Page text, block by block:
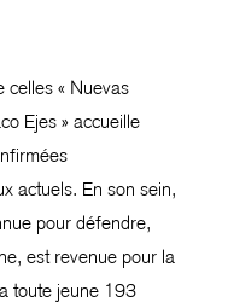
celles « Nuevas
Ejes » accueille
actuels. En son sein,
pour défendre,
est revenue pour la
toute jeune 193